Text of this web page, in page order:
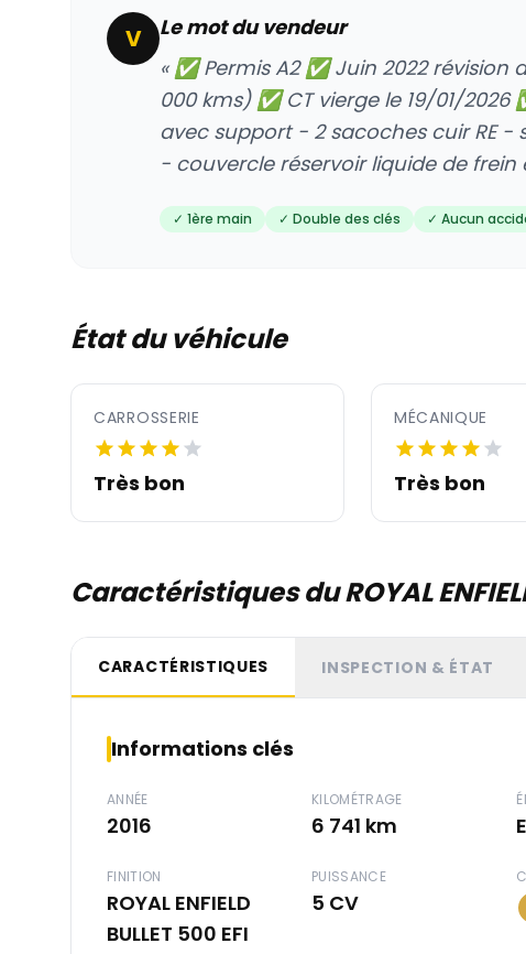
V
Le mot du vendeur
« ✅ Permis A2 ✅ Juin 2022
000 kms) ✅ CT vierge le 19/01/
avec support - 2 sacoches cuir RE
- couvercle réservoir liquide de frein
✓ 1ère main ✓ Double des clés ✓ Aucun
État du véhicule
CARROSSERIE
Très bon
MÉCANIQUE
Très bon
Caractéristiques du ROYAL
CARACTÉRISTIQUES INSPECTION & ÉTAT
Informations clés
ANNÉE
2016
KILOMÉTRAGE
6 741 km
FINITION
ROYAL ENFIELD
BULLET 500 EFI
PUISSANCE
5 CV